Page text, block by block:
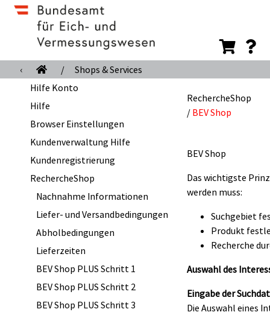
‹ /
Shops & Services
Hilfe Konto
Hilfe
Browser Einstellungen
Kundenverwaltung Hilfe
Kundenregistrierung
RechercheShop
Nachnahme Informationen
Liefer- und Versandbedingungen
Abholbedingungen
Lieferzeiten
BEV Shop PLUS Schritt 1
BEV Shop PLUS Schritt 2
BEV Shop PLUS Schritt 3
RechercheShop
/ BEV Shop
BEV Shop
Das wichtigste
werden muss:
Suchgebiet
Produkt
Recherche
Auswahl des
Eingabe der
Die Auswahl eines